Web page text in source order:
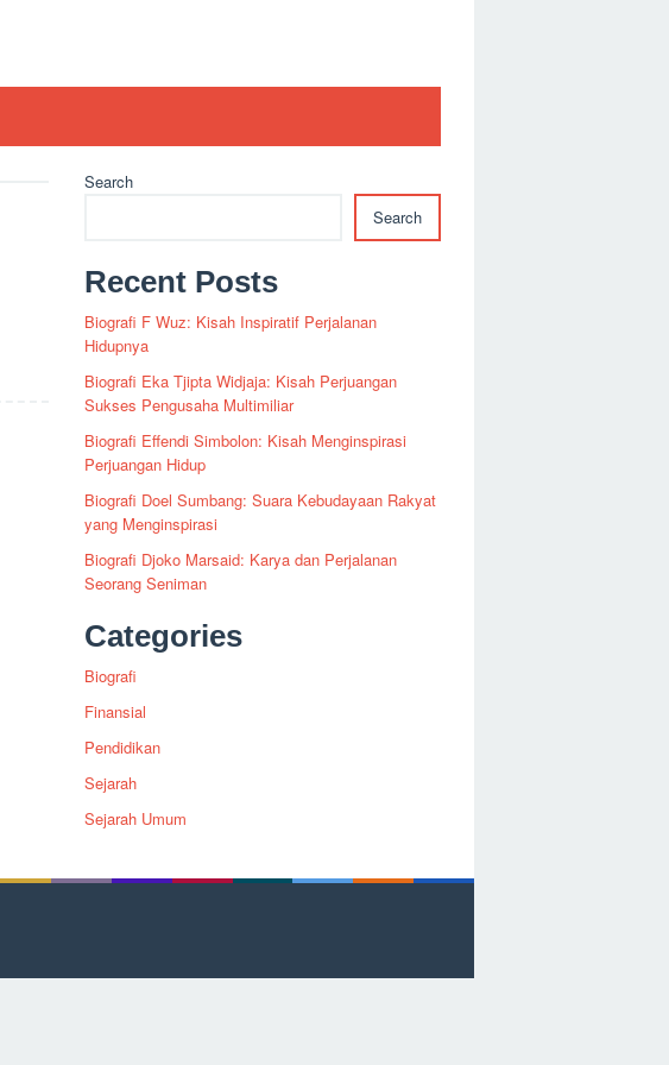
Search
Search
Recent Posts
Biografi F Wuz: Kisah Inspiratif Perjalanan
Hidupnya
Biografi Eka Tjipta Widjaja: Kisah Perjuangan
Sukses Pengusaha Multimiliar
Biografi Effendi Simbolon: Kisah Menginspirasi
Perjuangan Hidup
Biografi Doel Sumbang: Suara Kebudayaan Rakyat
yang Menginspirasi
Biografi Djoko Marsaid: Karya dan Perjalanan
Seorang Seniman
Categories
Biografi
Finansial
Pendidikan
Sejarah
Sejarah Umum